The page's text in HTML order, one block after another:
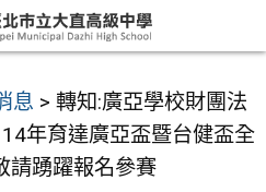
息 > 轉知:廣亞學校財團法
年育達廣亞盃暨台健盃全
請踴躍報名參賽